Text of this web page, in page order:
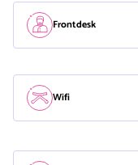
Frontdesk
Wifi